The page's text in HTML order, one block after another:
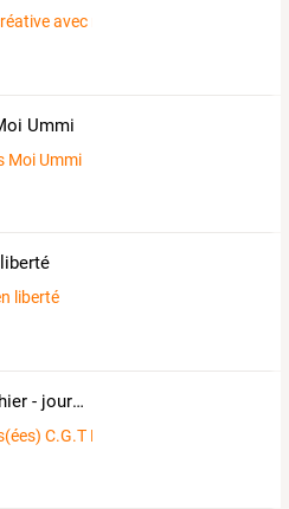
avec mes loulous
Ummi
Moi Ummi
liberté
***Le Post'hier - journal des retraites cgt fapt poste 13-
C.G.T Poste 13